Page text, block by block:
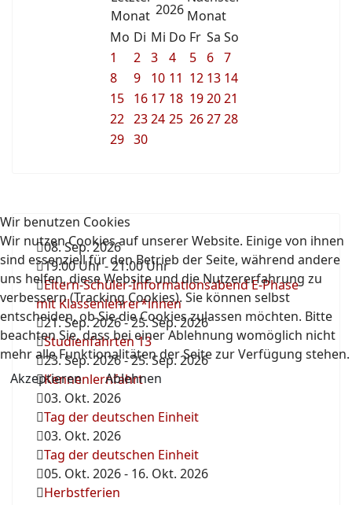
2026
Mo Di Mi Do Fr Sa So
1
2 3 4 5 6 7
8
9 10 11 12 13 14
15 16 17 18 192021
22 2324 25 262728
29 30
08. Sep. 2026
19:00 Uhr-21:00 Uhr
Eltern-Schüler-Informationsabend E-Phase
mit Klassenlehrer*innen
21. Sep. 2026-25. Sep. 2026
Studienfahrten 13
23. Sep. 2026-25. Sep. 2026
Kennenlernfahrt
03. Okt. 2026
Tag der deutschen Einheit
03. Okt. 2026
Tag der deutschen Einheit
05. Okt. 2026- 16. Okt. 2026
Herbstferien
Wir benutzen Cookies
Wir nutzen Cookies auf unserer Website. Einige von ihnen
sind essenziell für den Betrieb der Seite, während andere
uns helfen, diese Website und die Nutzererfahrung zu
verbessern (Tracking Cookies). Sie können selbst
entscheiden, ob Sie die Cookies zulassen möchten. Bitte
beachten Sie, dass bei einer Ablehnung womöglich nicht
mehr alle Funktionalitäten der Seite zur Verfügung stehen.
Akzeptieren
Ablehnen